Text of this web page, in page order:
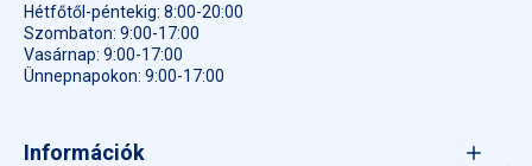
Hétfőtől-péntekig: 8:00-20:00
Szombaton: 9:00-17:00
Vasárnap: 9:00-17:00
Ünnepnapokon: 9:00-17:00
Információk